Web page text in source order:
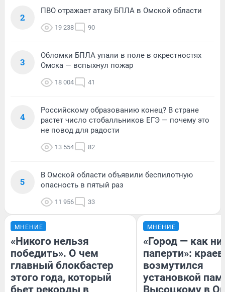
2
ПВО отражает атаку БПЛА в Омской области
19 238 90
3
Обломки БПЛА упали в поле в окрестностях
Омска — вспыхнул пожар
18 004 41
4
Российскому образованию конец? В стране
растет число стобалльников ЕГЭ — почему это
не повод для радости
13 554 82
5
В Омской области объявили беспилотную
опасность в пятый раз
11 956 33
МНЕНИЕ
«Никого нельзя
победить». О чем
главный блокбастер
этого года, который
МНЕНИЕ
«Город — как
паперти»:
возмутился
установкой